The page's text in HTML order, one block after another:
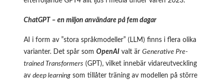
ChatGPT – en miljon användare på fem dagar
AI i form av ”stora språkmodeller” (LLM) finns i flera olika
varianter. Det spår som OpenAI valt är Generative Pre-
trained Transformers (GPT), vilket innebär vidareutveckling
av deep learning som tillåter träning av modellen på större